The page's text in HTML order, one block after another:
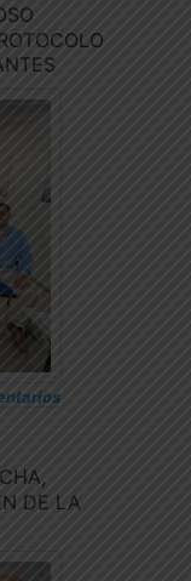
DE LA